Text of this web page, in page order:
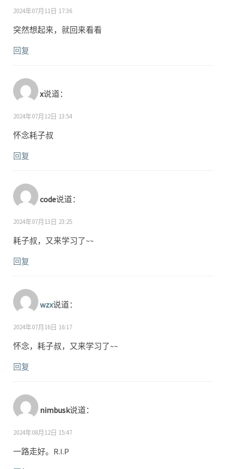
2024年07月11日 17:36
突然想起来，就回来看看
回复
x说道：
2024年07月12日 13:54
怀念耗子叔
回复
code说道：
2024年07月13日 23:25
耗子叔，又来学习了~~
回复
wzx说道：
2024年07月16日 16:17
怀念，耗子叔，又来学习了~~
回复
nimbusk说道：
2024年08月12日 15:47
一路走好。R.I.P